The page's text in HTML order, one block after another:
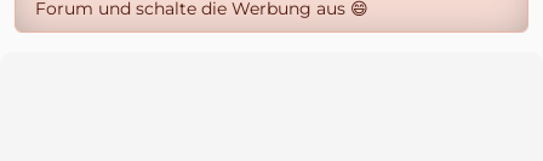
Forum und schalte die Werbung aus 😄